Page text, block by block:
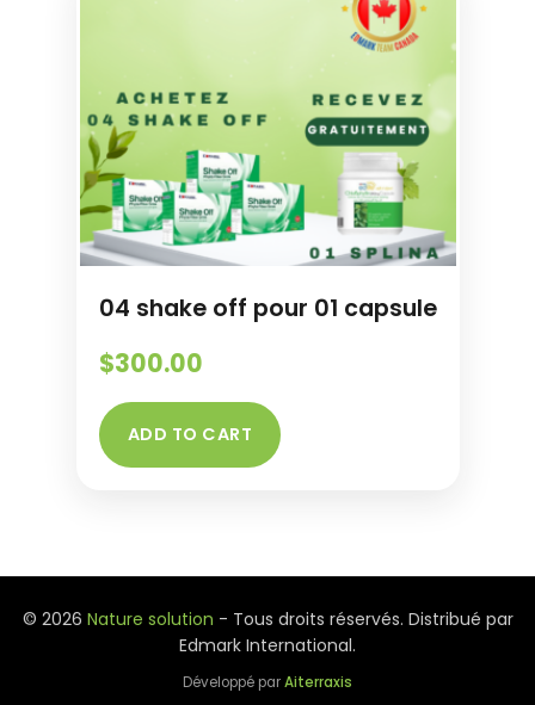
04 shake off pour 01 capsule
$300.00
ADD TO CART
© 2026 Nature solution - Tous droits réservés. Distribué par
Edmark International.
Développé parAiterraxis